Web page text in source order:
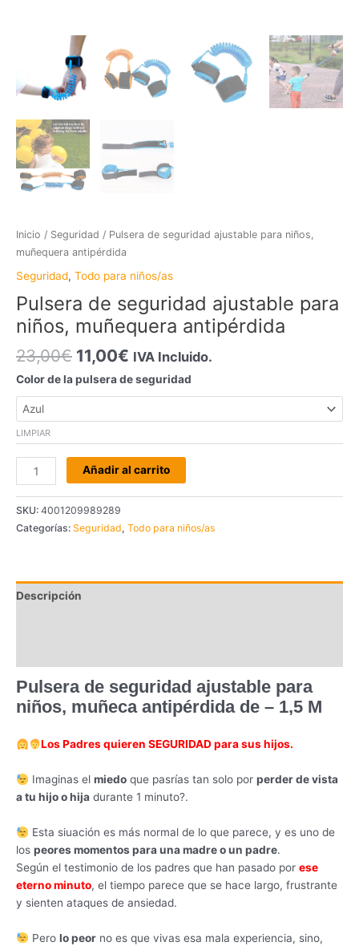
Inicio / Seguridad / Pulsera de seguridad ajustable para niños,
muñequera antipérdida
Seguridad, Todo para niños/as
Pulsera de seguridad ajustable para
niños, muñequera antipérdida
23,00€ 11,00€ IVA Incluido.
Color de la pulsera de seguridad
LIMPIAR
Añadir al carrito
SKU: 4001209989289
Categorías: Seguridad, Todo para niños/as
Descripción
Pulsera de seguridad ajustable para
niños, muñeca antipérdida de – 1,5 M
Los Padres quieren SEGURIDAD para sus hijos.
Imaginas el miedoque pasrías tan solo por perder de vista
a tu hijo o hija durante 1 minuto?.
Esta siuación es más normal de lo que parece, y es uno de
los peores momentos para una madre o un padre.
Según el testimonio de los padres que han pasado por ese
eterno minuto, el tiempo parece que se hace largo, frustrante
y sienten ataques de ansiedad.
Pero lo peorno es que vivas esa mala experiencia, sino,